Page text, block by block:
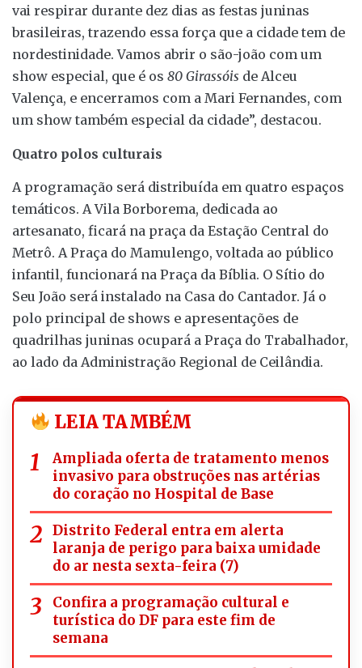
vai respirar durante dez dias as festas juninas
brasileiras, trazendo essa força que a cidade tem de
nordestinidade. Vamos abrir o são-joão com um
show especial, que é os 80 Girassóis de Alceu
Valença, e encerramos com a Mari Fernandes, com
um show também especial da cidade”, destacou.
Quatro polos culturais
A programação será distribuída em quatro espaços
temáticos. A Vila Borborema, dedicada ao
artesanato, ficará na praça da Estação Central do
Metrô. A Praça do Mamulengo, voltada ao público
infantil, funcionará na Praça da Bíblia. O Sítio do
Seu João será instalado na Casa do Cantador. Já o
polo principal de shows e apresentações de
quadrilhas juninas ocupará a Praça do Trabalhador,
ao lado da Administração Regional de Ceilândia.
LEIA TAMBÉM
Ampliada oferta de tratamento menos
invasivo para obstruções nas artérias
do coração no Hospital de Base
Distrito Federal entra em alerta
laranja de perigo para baixa umidade
do ar nesta sexta-feira (7)
Confira a programação cultural e
turística do DF para este fim de
semana